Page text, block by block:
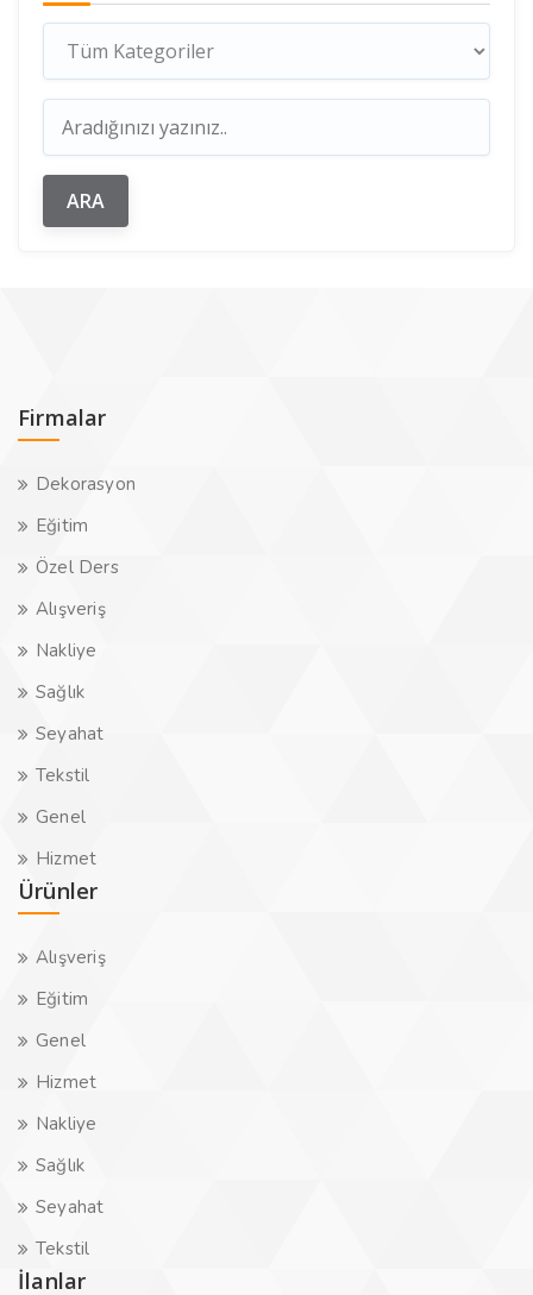
Firmalar
Dekorasyon
Eğitim
Özel Ders
Alışveriş
Nakliye
Sağlık
Seyahat
Tekstil
Genel
Hizmet
Ürünler
Alışveriş
Eğitim
Genel
Hizmet
Nakliye
Sağlık
Seyahat
Tekstil
İlanlar